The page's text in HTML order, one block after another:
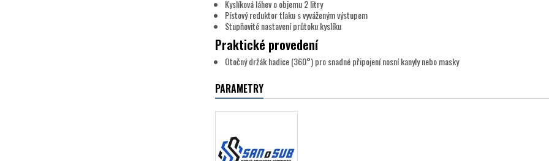
Kyslíková láhev o objemu 2 litry
Pístový reduktor tlaku s vyváženým výstupem
Stupňovité nastavení průtoku kyslíku
Praktické provedení
Otočný držák hadice (360°) pro snadné připojení nosní kanyly nebo masky
PARAMETRY